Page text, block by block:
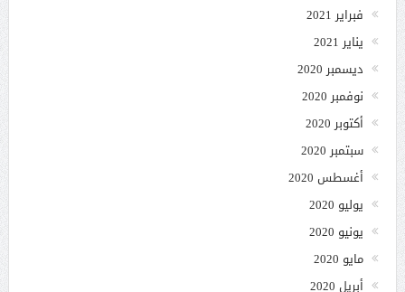
فبراير 2021
يناير 2021
ديسمبر 2020
نوفمبر 2020
أكتوبر 2020
سبتمبر 2020
أغسطس 2020
يوليو 2020
يونيو 2020
مايو 2020
أبريل 2020